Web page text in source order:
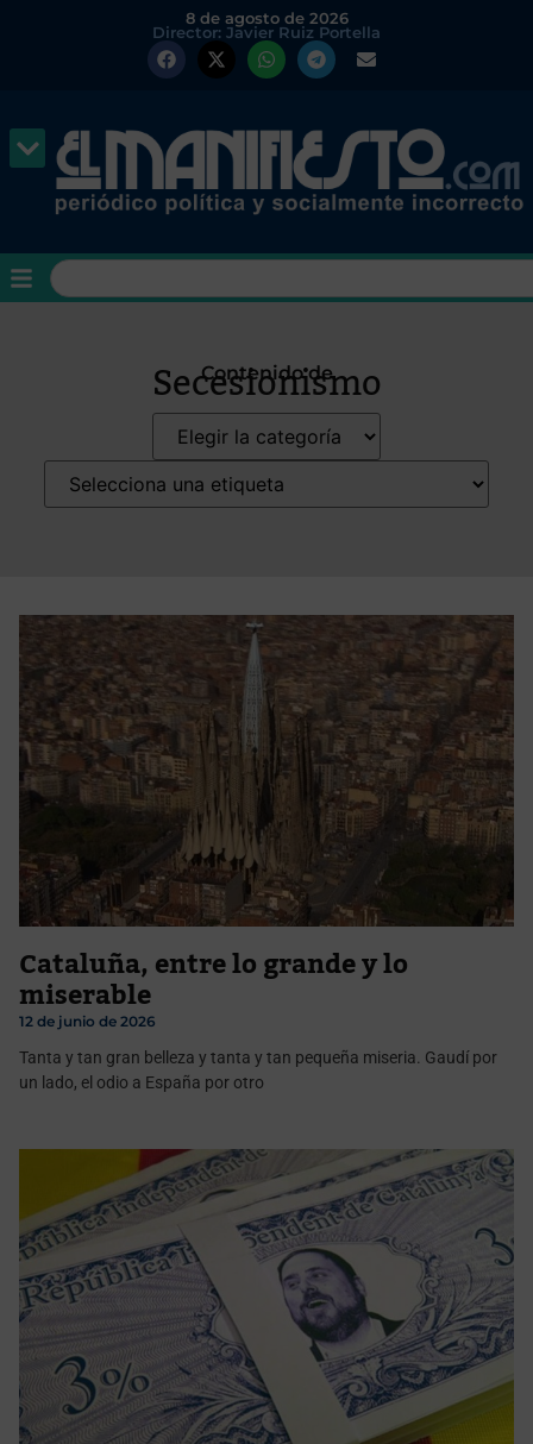
8 de agosto de 2026
Director: Javier Ruiz Portella
Contenido de
Secesionismo
Cataluña, entre lo grande y lo
miserable
12 de junio de 2026
Tanta y tan gran belleza y tanta y tan pequeña miseria. Gaudí por
un lado, el odio a España por otro